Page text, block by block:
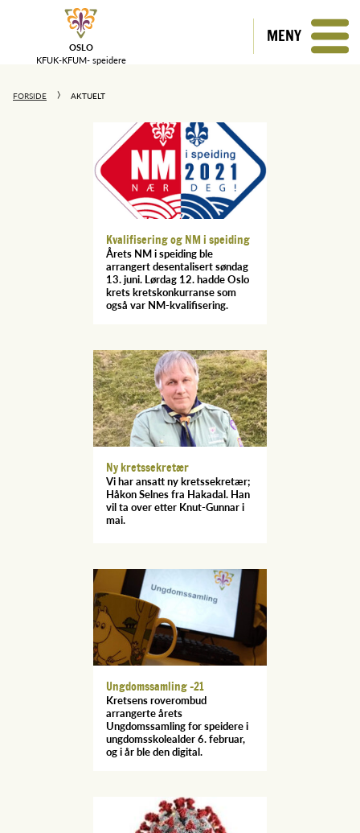
OSLO
KFUK-KFUM- speidere
MENY
FORSIDE AKTUELT
Kvalifisering og NM i speiding
Årets NM i speiding ble
arrangert desentalisert søndag
13. juni. Lørdag 12. hadde Oslo
krets kretskonkurranse som
også var NM-kvalifisering.
Ny kretssekretær
Vi har ansatt ny kretssekretær;
Håkon Selnes fra Hakadal. Han
vil ta over etter Knut-Gunnar i
mai.
Ungdomssamling -21
Kretsens roverombud
arrangerte årets
Ungdomssamling for speidere i
ungdomsskolealder 6. februar,
og i år ble den digital.